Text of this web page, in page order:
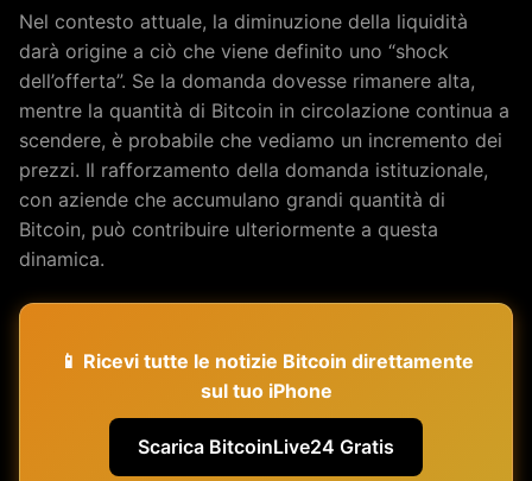
Nel contesto attuale, la diminuzione della liquidità
darà origine a ciò che viene definito uno “shock
dell’offerta”. Se la domanda dovesse rimanere alta,
mentre la quantità di Bitcoin in circolazione continua a
scendere, è probabile che vediamo un incremento dei
prezzi. Il rafforzamento della domanda istituzionale,
con aziende che accumulano grandi quantità di
Bitcoin, può contribuire ulteriormente a questa
dinamica.
📱 Ricevi tutte le notizie Bitcoin direttamente
sul tuo iPhone
Scarica BitcoinLive24 Gratis